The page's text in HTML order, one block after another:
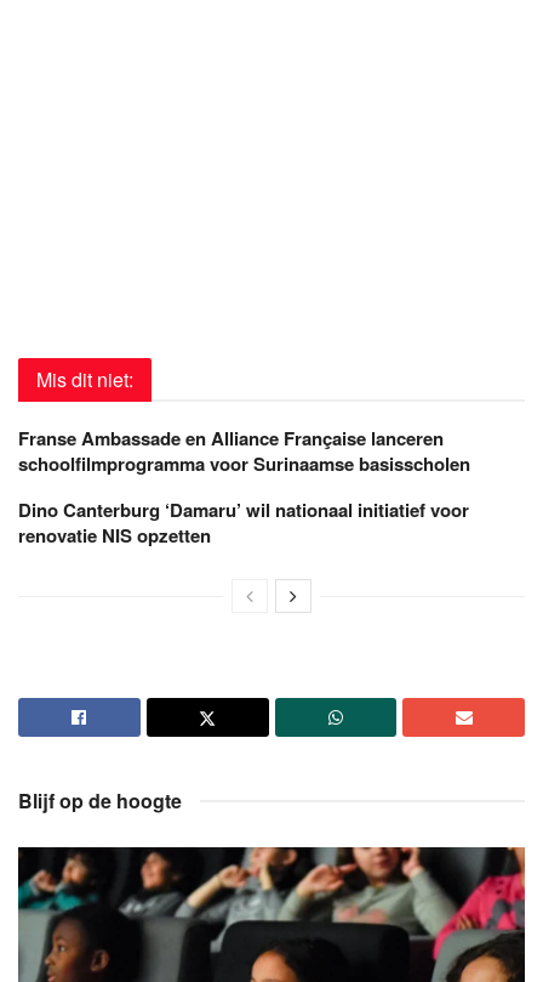
Mis dit niet:
Franse Ambassade en Alliance Française lanceren
schoolfilmprogramma voor Surinaamse basisscholen
Dino Canterburg ‘Damaru’ wil nationaal initiatief voor
renovatie NIS opzetten
Blijf op de hoogte